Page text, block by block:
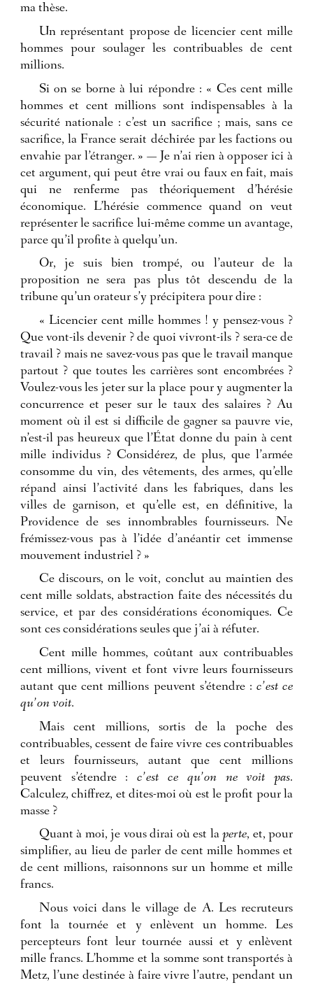
ma thèse.
Un représentant propose de licencier cent mille
hommes pour soulager les contribuables de cent
millions.
Si on se borne à lui répondre : « Ces cent mille
hommes et cent millions sont indispensables à la
sécurité nationale : c’est un sacrifice ; mais, sans ce
sacrifice, la France serait déchirée par les factions ou
envahie par l’étranger. » — Je n’ai rien à opposer ici à
cet argument, qui peut être vrai ou faux en fait, mais
qui ne renferme pas théoriquement d’hérésie
économique. L’hérésie commence quand on veut
représenter le sacrifice lui-même comme un avantage,
parce qu’il profite à quelqu’un.
Or, je suis bien trompé, ou l’auteur de la
proposition ne sera pas plus tôt descendu de la
tribune qu’un orateur s’y précipitera pour dire :
« Licencier cent mille hommes ! y pensez-vous ?
Que vont-ils devenir ? de quoi vivront-ils ? sera-ce de
travail ? mais ne savez-vous pas que le travail manque
partout ? que toutes les carrières sont encombrées ?
Voulez-vous les jeter sur la place pour y augmenter la
concurrence et peser sur le taux des salaires ? Au
moment où il est si difficile de gagner sa pauvre vie,
n’est-il pas heureux que l’État donne du pain à cent
mille individus ? Considérez, de plus, que l’armée
consomme du vin, des vêtements, des armes, qu’elle
répand ainsi l’activité dans les fabriques, dans les
villes de garnison, et qu’elle est, en définitive, la
Providence de ses innombrables fournisseurs. Ne
frémissez-vous pas à l’idée d’anéantir cet immense
mouvement industriel ? »
Ce discours, on le voit, conclut au maintien des
cent mille soldats, abstraction faite des nécessités du
service, et par des considérations économiques. Ce
sont ces considérations seules que j’ai à réfuter.
Cent mille hommes, coûtant aux contribuables
cent millions, vivent et font vivre leurs fournisseurs
autant que cent millions peuvent s’étendre :c’est ce
qu’on voit.
Mais cent millions, sortis de la poche des
contribuables, cessent de faire vivre ces contribuables
et leurs fournisseurs, autant que cent millions
peuvent s’étendre :c’est ce qu’on ne voit pas.
Calculez, chiffrez, et dites-moi où est le profit pour la
masse ?
Quant à moi, je vous dirai où est laperte, et, pour
simplifier, au lieu de parler de cent mille hommes et
de cent millions, raisonnons sur un homme et mille
francs.
Nous voici dans le village de A. Les recruteurs
font la tournée et y enlèvent un homme. Les
percepteurs font leur tournée aussi et y enlèvent
mille francs. L’homme et la somme sont transportés à
Metz, l’une destinée à faire vivre l’autre, pendant un